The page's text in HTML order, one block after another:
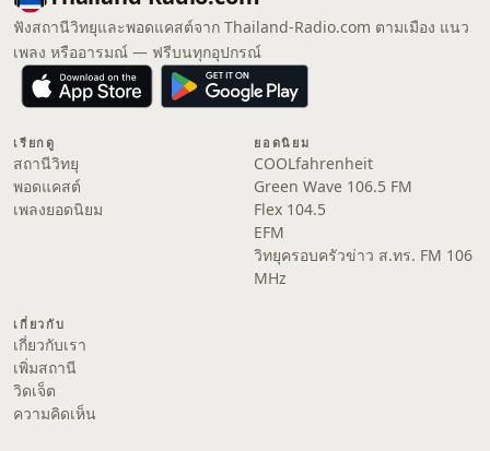
ฟังสถานีวิทยุและพอดแคสต์จาก Thailand-Radio.com ตามเมือง แนว
เพลง หรืออารมณ์ — ฟรีบนทุกอุปกรณ์
เรียกดู
สถานีวิทยุ
พอดแคสต์
เพลงยอดนิยม
ยอดนิยม
COOLfahrenheit
Green Wave 106.5 FM
Flex 104.5
EFM
วิทยุครอบครัวข่าว ส.ทร. FM 106
MHz
เกี่ยวกับ
เกี่ยวกับเรา
เพิ่มสถานี
วิดเจ็ต
ความคิดเห็น